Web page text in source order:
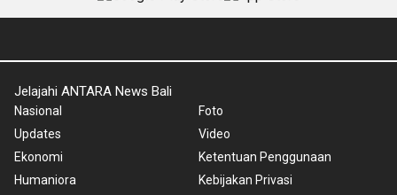
Jelajahi ANTARA News Bali
Nasional
Updates
Ekonomi
Humaniora
Foto
Video
Ketentuan Penggunaan
Kebijakan Privasi